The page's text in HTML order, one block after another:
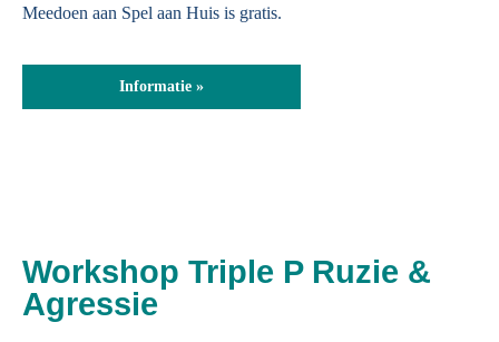
Meedoen aan Spel aan Huis is gratis.
Informatie »
Workshop Triple P Ruzie &
Agressie